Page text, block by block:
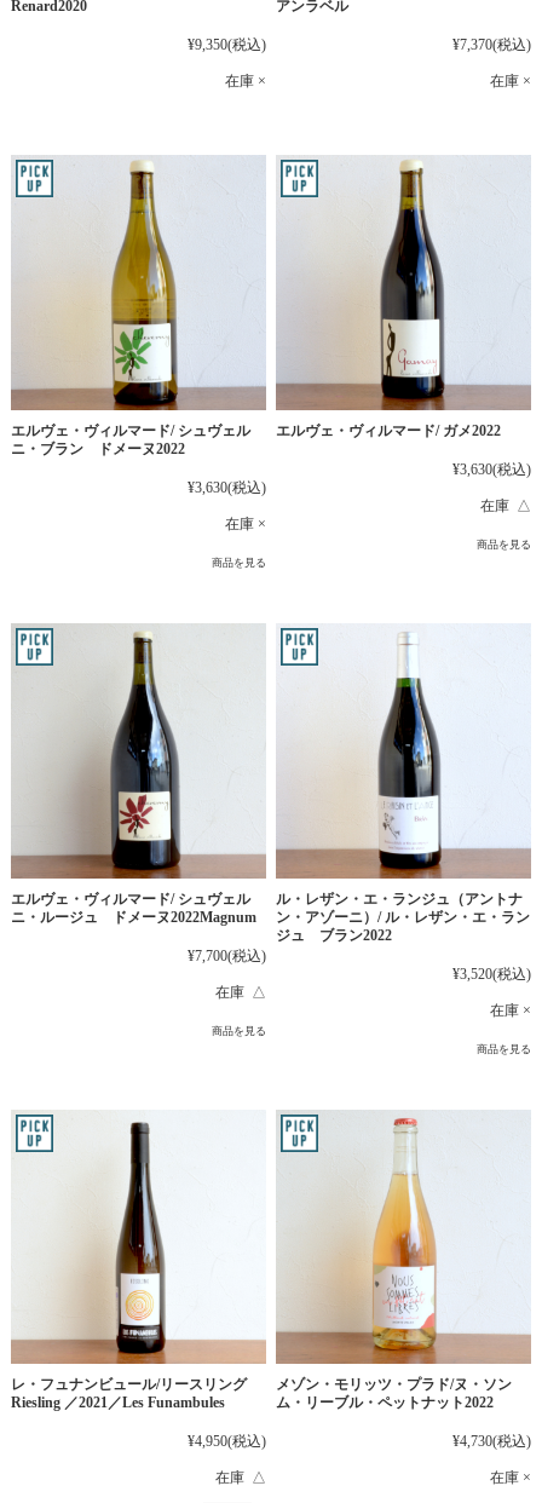
Renard2020
¥9,350(税込)
在庫 ×
アンラベル
¥7,370(税込)
在庫 ×
エルヴェ・ヴィルマード/ シュヴェル
ニ・ブラン ドメーヌ2022
¥3,630(税込)
在庫 ×
商品を見る
エルヴェ・ヴィルマード/ ガメ2022
¥3,630(税込)
在庫 △
商品を見る
エルヴェ・ヴィルマード/ シュヴェル
ニ・ルージュ ドメーヌ2022Magnum
¥7,700(税込)
在庫 △
商品を見る
ル・レザン・エ・ランジュ（アントナ
ン・アゾーニ）/ ル・レザン・エ・ラン
ジュ ブラン2022
¥3,520(税込)
在庫 ×
商品を見る
レ・フュナンビュール/リースリング
Riesling ／2021／Les Funambules
¥4,950(税込)
在庫 △
メゾン・モリッツ・プラド/ヌ・ソン
ム・リーブル・ペットナット2022
¥4,730(税込)
在庫 ×